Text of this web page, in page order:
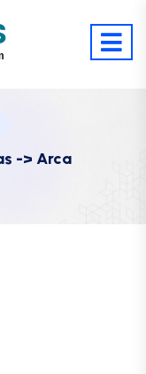
-> Arca